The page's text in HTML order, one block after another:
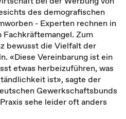
des demografischen
- Experten rechnen in
Fachkräftemangel. Zum
bewusst die Vielfalt der
«Diese Vereinbarung ist ein
etwas herbeizuführen, was
ist», sagte der
Gewerkschaftsbunds
sehe leider oft anders